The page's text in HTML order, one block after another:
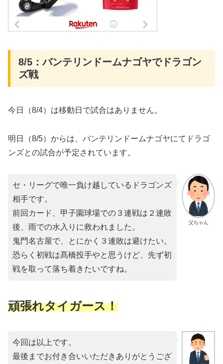
8/5：バンテリンドームナゴヤでドラゴン
ズ戦
今日（8/4）は移動日で試合はありません。
明日（8/5）からは、バンテリンドームナゴヤにてドラゴ
ンズとの試合が予定されています。
父ちゃん
セ・リーグで唯一負け越しているドラゴンズ
相手です。
前回カード、甲子園球場での３連戦は２連敗
後、雨での水入りに救われました。
鬼門名古屋で、とにかく３連敗は避けたい。
恐らく初戦は髙橋投手やと思うけど、先ず初
戦を取って落ち着きたいですね。
頑張れタイガース！
今回は以上です。
最後までお付き合いいただきありがとうござ